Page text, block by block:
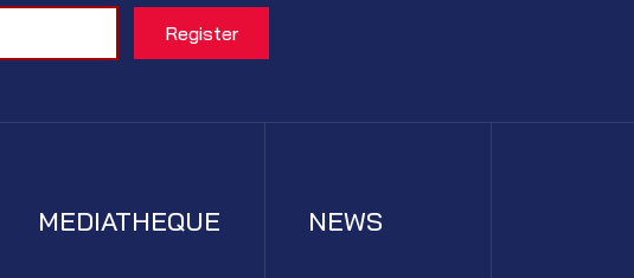
MEDIATHEQUE NEWS